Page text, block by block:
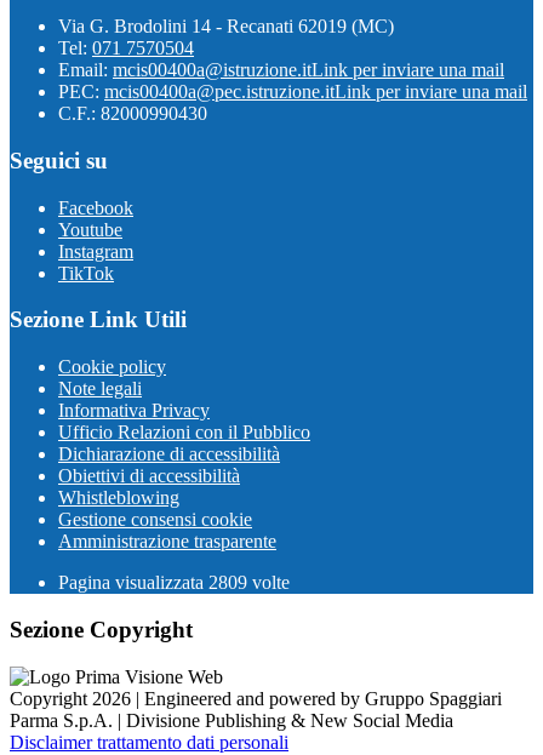
Via G. Brodolini 14 - Recanati 62019 (MC)
Tel: 071 7570504
Email: mcis00400a@istruzione.itLink per inviare una mail
PEC: mcis00400a@pec.istruzione.itLink per inviare una mail
C.F.: 82000990430
Seguici su
Facebook
Youtube
Instagram
TikTok
Sezione Link Utili
Cookie policy
Note legali
Informativa Privacy
Ufficio Relazioni con il Pubblico
Dichiarazione di accessibilità
Obiettivi di accessibilità
Whistleblowing
Gestione consensi cookie
Amministrazione trasparente
Pagina visualizzata 2809 volte
Sezione Copyright
Copyright 2026 | Engineered and powered by Gruppo Spaggiari
Parma S.p.A. | Divisione Publishing & New Social Media
Disclaimer trattamento dati personali